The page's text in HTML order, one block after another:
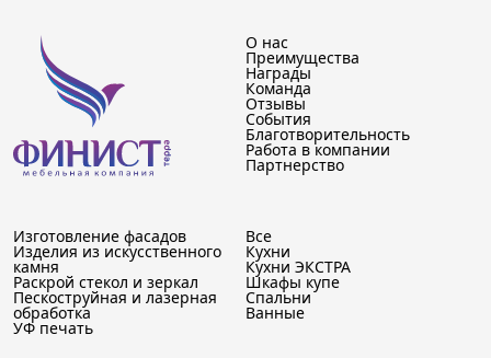
О нас
Преимущества
Награды
Команда
Отзывы
События
Благотворительность
Работа в компании
Партнерство
Изготовление фасадов
Изделия из искусственного
камня
Раскрой стекол и зеркал
Пескоструйная и лазерная
обработка
УФ печать
Все
Кухни
Кухни ЭКСТРА
Шкафы купе
Спальни
Ванные